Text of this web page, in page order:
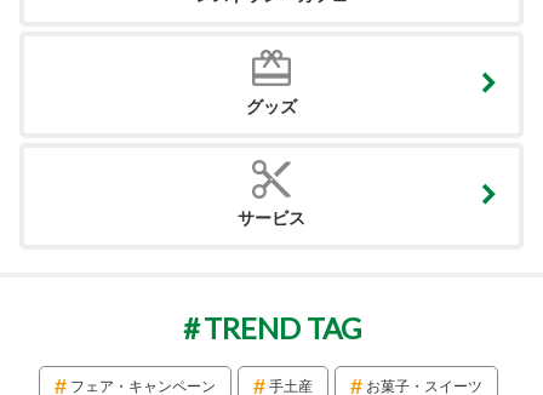
グッズ
サービス
TREND TAG
フェア・キャンペーン 手土産 お菓子・スイーツ